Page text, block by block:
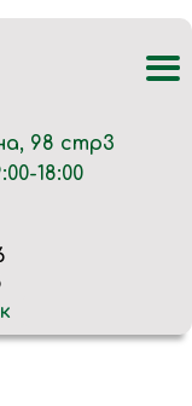
98 стр3
18:00